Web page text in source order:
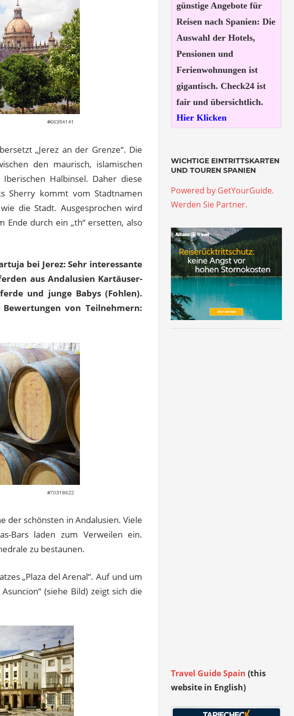
„Jerez an der Grenze“. Die
den maurisch, islamischen
Halbinsel. Daher diese
Sherry kommt vom Stadtnamen
die Stadt. Ausgesprochen wird
Ende durch ein „th“ ersetten, also
bei Jerez: Sehr interessante
aus Andalusien Kartäuser-
und junge Babys (Fohlen).
von Teilnehmern:
der schönsten in Andalusien. Viele
Bars laden zum Verweilen ein.
zu bestaunen.
„Plaza del Arenal“. Auf und um
(siehe Bild) zeigt sich die
günstige Angebote für
Reisen nach Spanien: Die
Auswahl der Hotels,
Pensionen und
Ferienwohnungen ist
gigantisch. Check24 ist
fair und übersichtlich.
Hier Klicken
WICHTIGE EINTRITTSKARTEN
UND TOUREN SPANIEN
Powered by GetYourGuide.
Werden Sie Partner.
Travel Guide Spain (this
website in English)